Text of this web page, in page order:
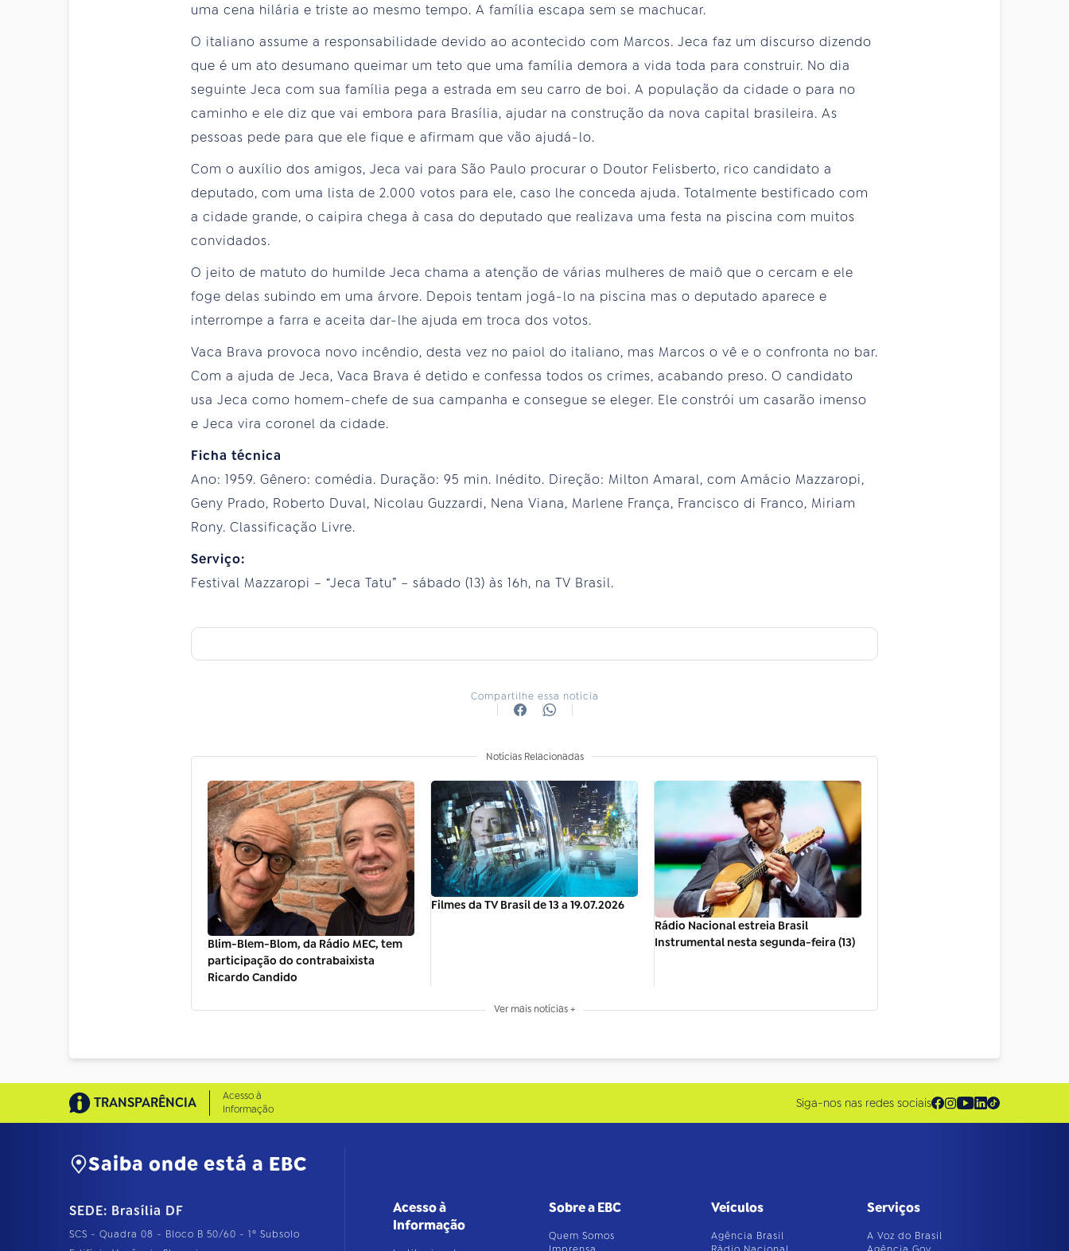
uma cena hilária e triste ao mesmo tempo. A família escapa sem se machucar.
O italiano assume a responsabilidade devido ao acontecido com Marcos. Jeca faz um discurso dizendo
que é um ato desumano queimar um teto que uma família demora a vida toda para construir. No dia
seguinte Jeca com sua família pega a estrada em seu carro de boi. A população da cidade o para no
caminho e ele diz que vai embora para Brasília, ajudar na construção da nova capital brasileira. As
pessoas pede para que ele fique e afirmam que vão ajudá-lo.
Com o auxílio dos amigos, Jeca vai para São Paulo procurar o Doutor Felisberto, rico candidato a
deputado, com uma lista de 2.000 votos para ele, caso lhe conceda ajuda. Totalmente bestificado com
a cidade grande, o caipira chega à casa do deputado que realizava uma festa na piscina com muitos
convidados.
O jeito de matuto do humilde Jeca chama a atenção de várias mulheres de maiô que o cercam e ele
foge delas subindo em uma árvore. Depois tentam jogá-lo na piscina mas o deputado aparece e
interrompe a farra e aceita dar-lhe ajuda em troca dos votos.
Vaca Brava provoca novo incêndio, desta vez no paiol do italiano, mas Marcos o vê e o confronta no bar.
Com a ajuda de Jeca, Vaca Brava é detido e confessa todos os crimes, acabando preso. O candidato
usa Jeca como homem-chefe de sua campanha e consegue se eleger. Ele constrói um casarão imenso
e Jeca vira coronel da cidade.
Ficha técnica
Ano: 1959. Gênero: comédia. Duração: 95 min. Inédito. Direção: Milton Amaral, com Amácio Mazzaropi,
Geny Prado, Roberto Duval, Nicolau Guzzardi, Nena Viana, Marlene França, Francisco di Franco, Miriam
Rony. Classificação Livre.
Serviço:
Festival Mazzaropi – “Jeca Tatu” – sábado (13) às 16h, na TV Brasil.
Compartilhe essa notícia
Notícias Relacionadas
Blim-Blem-Blom, da Rádio MEC, tem
participação do contrabaixista
Ricardo Candido
Filmes da TV Brasil de 13 a 19.07.2026
Rádio Nacional estreia Brasil
Instrumental nesta segunda-feira (13)
Ver mais notícias +
TRANSPARÊNCIA
Acesso à
Informação
Siga-nos nas redes sociais
Saiba onde está a EBC
SEDE: Brasília DF
SCS - Quadra 08 - Bloco B 50/60 - 1º Subsolo
Acesso à
Informação
Sobre a EBC
Quem Somos
Veículos
Agência Brasil
Serviços
A Voz do Brasil